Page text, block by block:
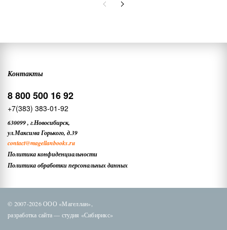
Контакты
8 800 500 16 92
+7(383) 383-01-92
630099, г.Новосибирск,
ул.Максима Горького, д.39
contact@magellanbooks.ru
Политика конфиденциальности
Политика обработки персональных данных
© 2007-2026 ООО «Магеллан»,
разработка сайта — студия «Сибирикс»